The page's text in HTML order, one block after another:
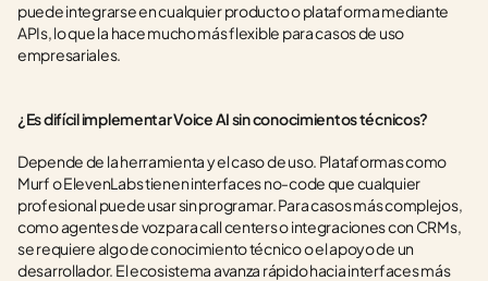
puede integrarse en cualquier producto o plataforma mediante
APIs, lo que la hace mucho más flexible para casos de uso
empresariales.
¿Es difícil implementar Voice AI sin conocimientos técnicos?
Depende de la herramienta y el caso de uso. Plataformas como
Murf o ElevenLabs tienen interfaces no-code que cualquier
profesional puede usar sin programar. Para casos más complejos,
como agentes de voz para call centers o integraciones con CRMs,
se requiere algo de conocimiento técnico o el apoyo de un
desarrollador. El ecosistema avanza rápido hacia interfaces más